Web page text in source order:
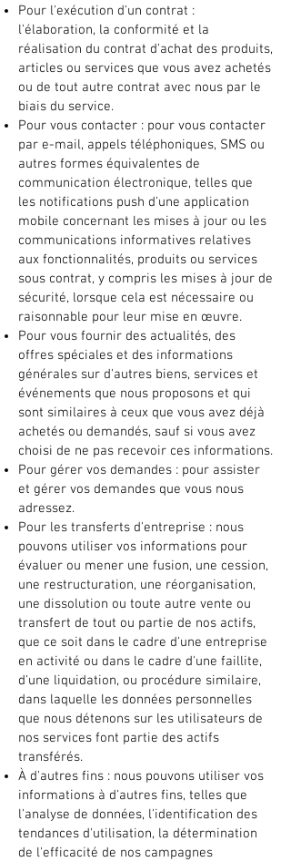
Pour l'exécution d'un contrat :
l'élaboration, la conformité et la
réalisation du contrat d'achat des produits,
articles ou services que vous avez achetés
ou de tout autre contrat avec nous par le
biais du service.
Pour vous contacter : pour vous contacter
par e-mail, appels téléphoniques, SMS ou
autres formes équivalentes de
communication électronique, telles que
les notifications push d'une application
mobile concernant les mises à jour ou les
communications informatives relatives
aux fonctionnalités, produits ou services
sous contrat, y compris les mises à jour de
sécurité, lorsque cela est nécessaire ou
raisonnable pour leur mise en œuvre.
Pour vous fournir des actualités, des
offres spéciales et des informations
générales sur d'autres biens, services et
événements que nous proposons et qui
sont similaires à ceux que vous avez déjà
achetés ou demandés, sauf si vous avez
choisi de ne pas recevoir ces informations.
Pour gérer vos demandes : pour assister
et gérer vos demandes que vous nous
adressez.
Pour les transferts d'entreprise : nous
pouvons utiliser vos informations pour
évaluer ou mener une fusion, une cession,
une restructuration, une réorganisation,
une dissolution ou toute autre vente ou
transfert de tout ou partie de nos actifs,
que ce soit dans le cadre d'une entreprise
en activité ou dans le cadre d'une faillite,
d'une liquidation, ou procédure similaire,
dans laquelle les données personnelles
que nous détenons sur les utilisateurs de
nos services font partie des actifs
transférés.
À d'autres fins : nous pouvons utiliser vos
informations à d'autres fins, telles que
l'analyse de données, l'identification des
tendances d'utilisation, la détermination
de l'efficacité de nos campagnes